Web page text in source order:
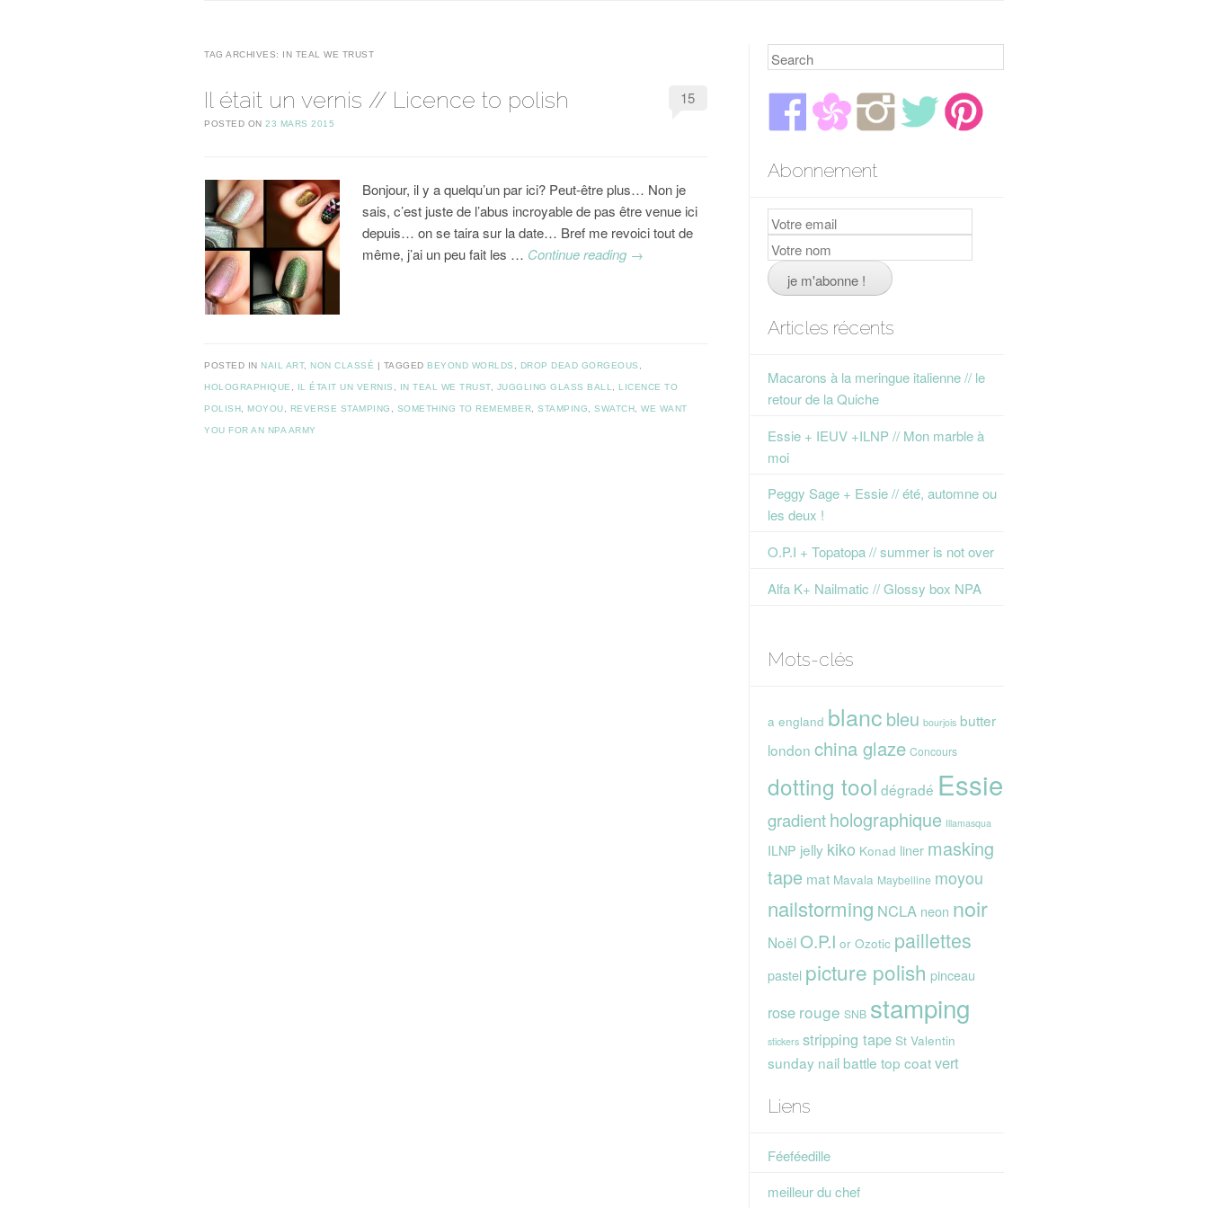
TAG ARCHIVES: IN TEAL WE TRUST
Il était un vernis // Licence to polish
POSTED ON 23 MARS 2015
15
Bonjour, il y a quelqu’un par ici? Peut-être plus… Non je
sais, c’est juste de l’abus incroyable de pas être venue ici
depuis… on se taira sur la date… Bref me revoici tout de
même, j’ai un peu fait les … Continue reading →
POSTED IN NAIL ART, NON CLASSÉ TAGGED BEYOND WORLDS DROP DEAD GORGEOUS
HOLOGRAPHIQUE IL ÉTAIT UN VERNIS IN TEAL WE TRUST, JUGGLING GLASS BALL LICENCE TO
POLISH MOYOU REVERSE STAMPING SOMETHING TO REMEMBER STAMPING SWATCH WE WANT
YOU FOR AN NPA ARMY
Search
Abonnement
Articles récents
Macarons à la meringue italienne // le
retour de la Quiche
Essie + IEUV +ILNP // Mon marble à
moi
Peggy Sage + Essie // été, automne ou
les deux !
O.P.I + Topatopa // summer is not over
Alfa K+ Nailmatic // Glossy box NPA
Mots-clés
a england blanc bleu bourjois butter
london china glaze Concours
dotting tool dégradé Essie
gradientholographique Illamasqua
ILNP jelly kiko Konad liner masking
tape mat Mavala Maybelline moyou
nailstorming NCLA neon noir
NoëlO.P.I or Ozotic paillettes
pastel picture polish pinceau
rose rouge SNB stamping
stickers stripping tape St Valentin
sunday nail battle top coatvert
Liens
Féeféedille
meilleur du chef